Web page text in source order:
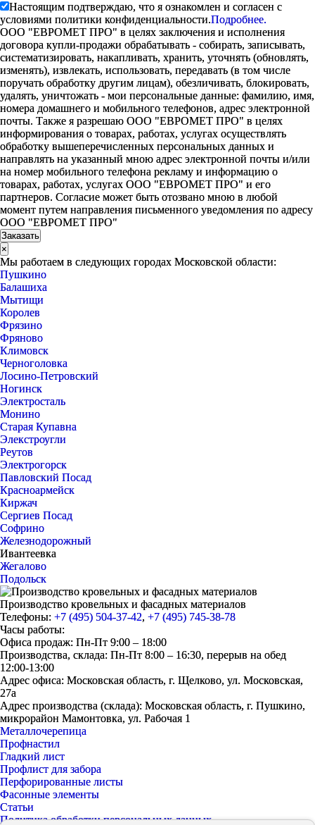
Настоящим подтверждаю, что я ознакомлен и согласен с
условиями политики конфиденциальности.Подробнее.
ООО "ЕВРОМЕТ ПРО" в целях заключения и исполнения
договора купли-продажи обрабатывать - собирать, записывать,
систематизировать, накапливать, хранить, уточнять (обновлять,
изменять), извлекать, использовать, передавать (в том числе
поручать обработку другим лицам), обезличивать, блокировать,
удалять, уничтожать - мои персональные данные: фамилию, имя,
номера домашнего и мобильного телефонов, адрес электронной
почты. Также я разрешаю ООО "ЕВРОМЕТ ПРО" в целях
информирования о товарах, работах, услугах осуществлять
обработку вышеперечисленных персональных данных и
направлять на указанный мною адрес электронной почты и/или
на номер мобильного телефона рекламу и информацию о
товарах, работах, услугах ООО "ЕВРОМЕТ ПРО" и его
партнеров. Согласие может быть отозвано мною в любой
момент путем направления письменного уведомления по адресу
ООО "ЕВРОМЕТ ПРО"
×
Мы работаем в следующих городах Московской области:
Пушкино
Балашиха
Мытищи
Королев
Фрязино
Фряново
Климовск
Черноголовка
Лосино-Петровский
Ногинск
Электросталь
Монино
Старая Купавна
Элекстроугли
Реутов
Электрогорск
Павловский Посад
Красноармейск
Киржач
Сергиев Посад
Софрино
Железнодорожный
Ивантеевка
Жегалово
Подольск
Производство кровельных и фасадных материалов
Телефоны: +7 (495) 504-37-42, +7 (495) 745-38-78
Часы работы:
Офиса продаж: Пн-Пт 9:00 – 18:00
Производства, склада: Пн-Пт 8:00 – 16:30, перерыв на обед
12:00-13:00
Адрес офиса: Московская область, г. Щелково, ул. Московская,
27а
Адрес производства (склада): Московская область, г. Пушкино,
микрорайон Мамонтовка, ул. Рабочая 1
Металлочерепица
Профнастил
Гладкий лист
Профлист для забора
Перфорированные листы
Фасонные элементы
Статьи
Политика обработки персональных данных